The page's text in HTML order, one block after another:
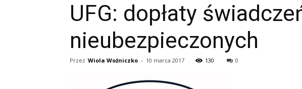
UFG: dopłaty
nieubezpieczonych
Przez Wiola Woźniczko - 10 marca 2017 130 0